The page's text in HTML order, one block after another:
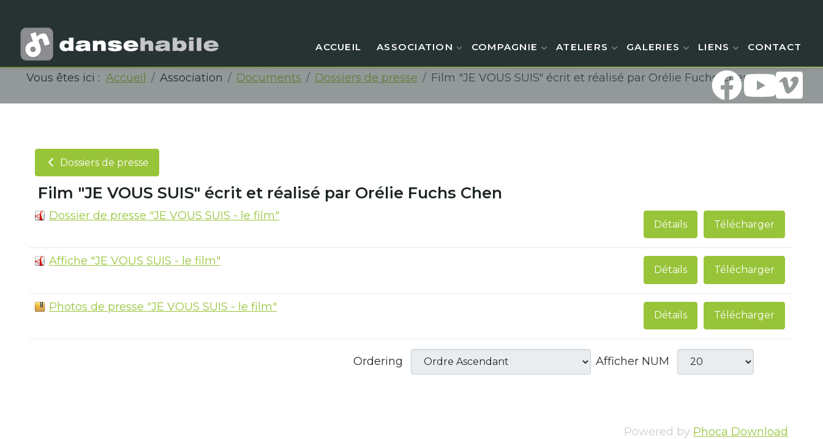
ACCUEIL ASSOCIATION COMPAGNIE ATELIERS GALERIES LIENS CONTACT
Vous êtes ici : Accueil Association Documents Dossiers de presse Film "JE VOUS SUIS" écrit et réalisé par Orélie Fuchs Chen
Dossiers de presse
Film "JE VOUS SUIS" écrit et réalisé par Orélie Fuchs Chen
Dossier de presse "JE VOUS SUIS - le film"
Télécharger
Détails
Affiche "JE VOUS SUIS - le film"
Télécharger
Détails
Photos de presse "JE VOUS SUIS - le film"
Télécharger
Détails
Ordering Afficher NUM
Powered by Phoca Download